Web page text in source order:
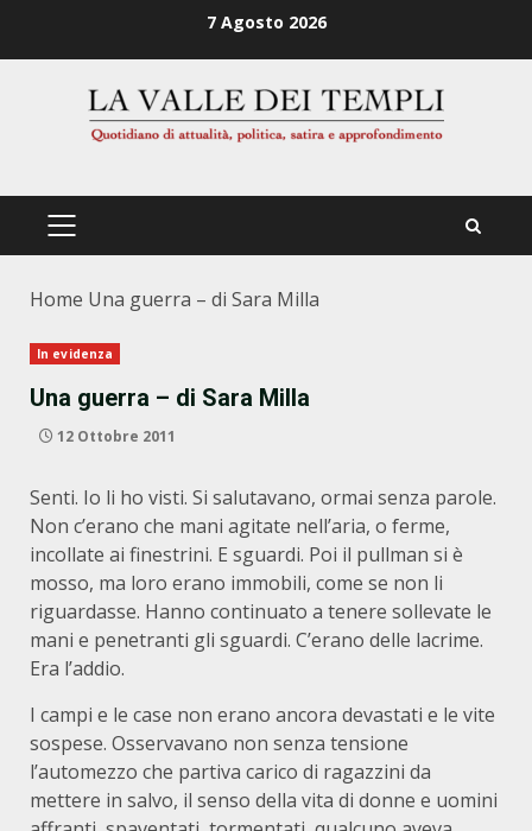
7 Agosto 2026
PRIMÄRES
Home Una guerra – di Sara Milla
In evidenza
Una guerra – di Sara Milla
12 Ottobre 2011
Senti. Io li ho visti. Si salutavano, ormai senza parole.
Non c’erano che mani agitate nell’aria, o ferme,
incollate ai finestrini. E sguardi. Poi il pullman si è
mosso, ma loro erano immobili, come se non li
riguardasse. Hanno continuato a tenere sollevate le
mani e penetranti gli sguardi. C’erano delle lacrime.
Era l’addio.
I campi e le case non erano ancora devastati e le vite
sospese. Osservavano non senza tensione
l’automezzo che partiva carico di ragazzini da
mettere in salvo, il senso della vita di donne e uomini